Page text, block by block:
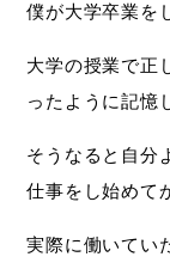
僕が大学卒業を
大学の授業で正
ったように記憶
そうなると自分
仕事をし始めて
実際に働いてい